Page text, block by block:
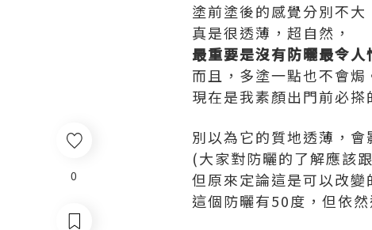
0
塗前塗後的感覺分別不大
真是很透薄，超自然，
最重要是沒有防曬最令人
而且，多塗一點也不會焗
現在是我素顏出門前必搽
別以為它的質地透薄，會
(大家對防曬的了解應該
但原來定論這是可以改變
這個防曬有50度，但依